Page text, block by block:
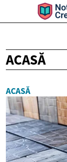
ACASĂ
ACASĂ